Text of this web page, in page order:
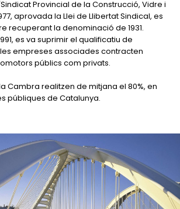
Provincial de la Construcció, Vidre i
aprovada la Llei de Llibertat Sindical, es
recuperant la denominació de 1931.
es va suprimir el qualificatiu de
empreses associades contracten
públics com privats.
Cambra realitzen de mitjana el 80%, en
públiques de Catalunya.